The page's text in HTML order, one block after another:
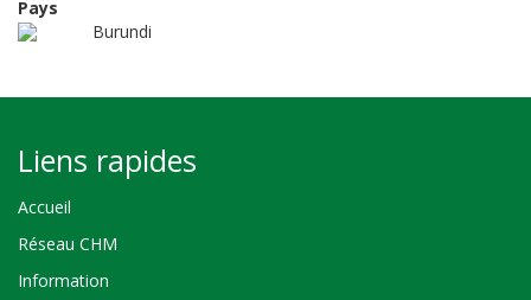
Pays
Burundi
Liens rapides
Accueil
Réseau CHM
Information